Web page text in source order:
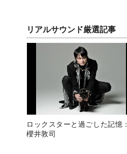
リアルサウンド厳選記事
ロックスターと過ごした記憶：
櫻井敦司